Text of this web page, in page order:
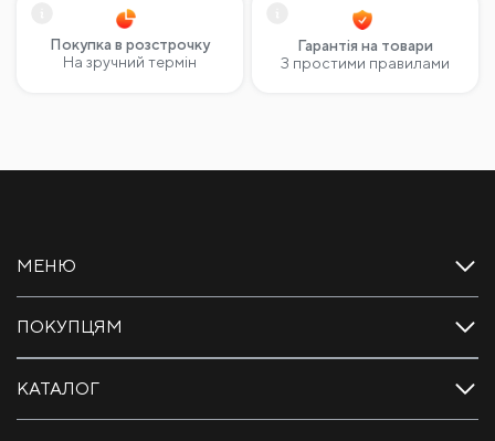
Покупка в розстрочку
На зручний термін
Гарантія на товари
З простими правилами
КАТАЛОГ
ПОКУПЦЯМ
МЕНЮ